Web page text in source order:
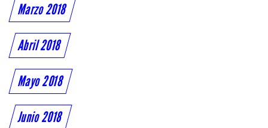
Marzo 2018
Abril 2018
Mayo 2018
Junio 2018